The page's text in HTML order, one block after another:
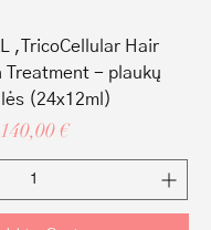
,TricoCellular Hair
Treatment - plaukų
(24x12ml)
Price
140,00 €